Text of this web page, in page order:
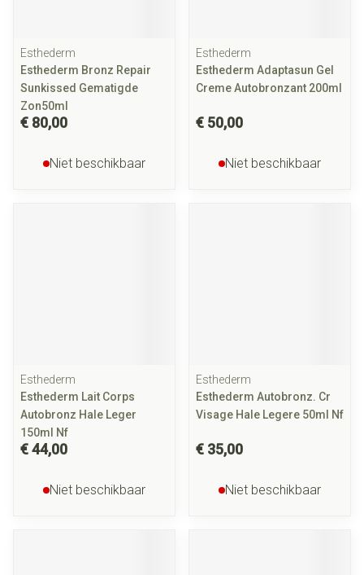
Esthederm
Esthederm Bronz Repair
Sunkissed Gematigde
Zon50ml
€ 80,00
Niet beschikbaar
Esthederm
Esthederm Adaptasun Gel
Creme Autobronzant 200ml
€ 50,00
Niet beschikbaar
Esthederm
Esthederm Lait Corps
Autobronz Hale Leger
150ml Nf
€ 44,00
Niet beschikbaar
Esthederm
Esthederm Autobronz. Cr
Visage Hale Legere 50ml Nf
€ 35,00
Niet beschikbaar